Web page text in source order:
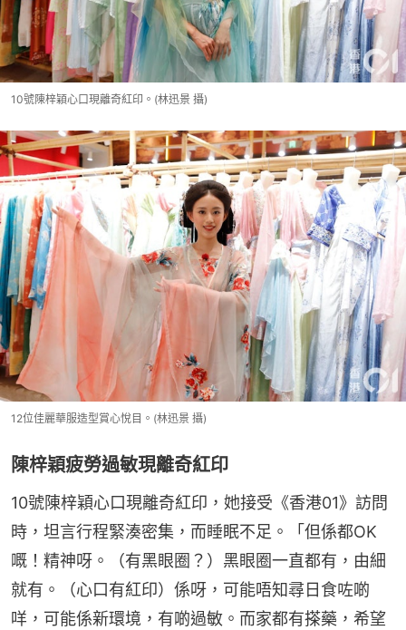
10號陳梓穎心口現離奇紅印。(林迅景 攝)
12位佳麗華服造型賞心悅目。(林迅景 攝)
陳梓穎疲勞過敏現離奇紅印
10號陳梓穎心口現離奇紅印，她接受《香港01》訪問
時，坦言行程緊湊密集，而睡眠不足。「但係都OK
嘅！精神呀。（有黑眼圈？）黑眼圈一直都有，由細
就有。（心口有紅印）係呀，可能唔知尋日食咗啲
咩，可能係新環境，有啲過敏。而家都有搽藥，希望